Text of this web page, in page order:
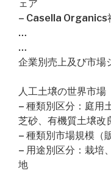
ェア
– Casella Organics
…
…
企業別売上及び市場
人工土壌の世界市場
– 種類別区分：庭用
芝砂、有機質土壌改
– 種類別市場規模（
– 用途別区分：栽培
地